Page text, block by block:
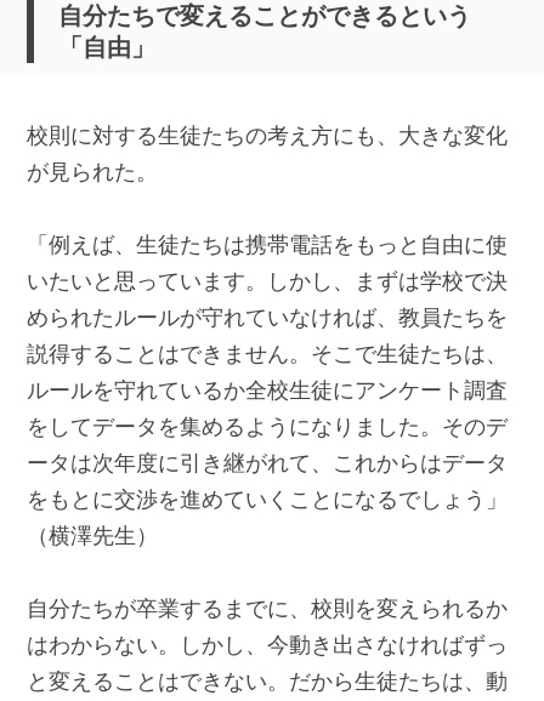
自分たちで変えることができるという
「自由」
校則に対する生徒たちの考え方にも、大きな変化
が見られた。
「例えば、生徒たちは携帯電話をもっと自由に使
いたいと思っています。しかし、まずは学校で決
められたルールが守れていなければ、教員たちを
説得することはできません。そこで生徒たちは、
ルールを守れているか全校生徒にアンケート調査
をしてデータを集めるようになりました。そのデ
ータは次年度に引き継がれて、これからはデータ
をもとに交渉を進めていくことになるでしょう」
（横澤先生）
自分たちが卒業するまでに、校則を変えられるか
はわからない。しかし、今動き出さなければずっ
と変えることはできない。だから生徒たちは、動